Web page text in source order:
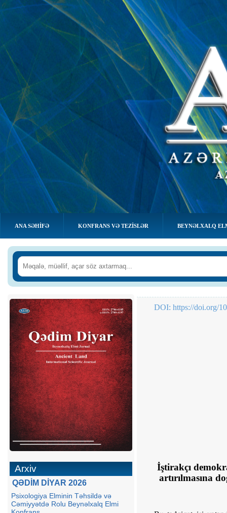
ANA SƏHIFƏ KONFRANS VƏ TEZİSLƏR BEYNƏLXALQ
Arxiv
QƏDİM DİYAR 2026
Psixologiya Elminin Təhsildə və
Cəmiyyətdə Rolu Beynəlxalq Elmi
DOI: https://doi.org/
İştirakçı
artırılmasına